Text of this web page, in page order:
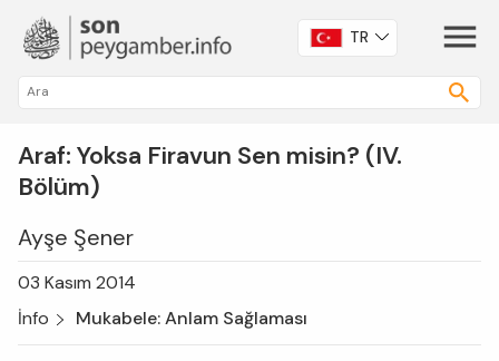
TR
Araf: Yoksa Firavun Sen misin? (IV.
Bölüm)
Ayşe Şener
03 Kasım 2014
İnfo
Mukabele: Anlam Sağlaması